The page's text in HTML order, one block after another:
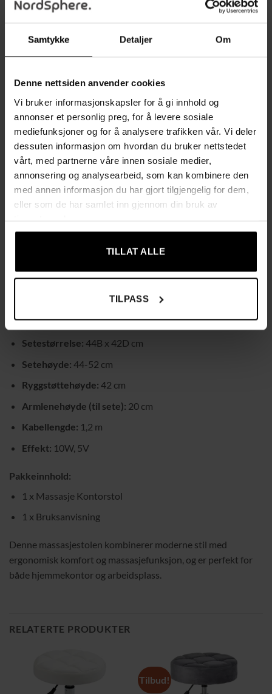
Samtykke Detaljer Om
Denne nettsiden anvender cookies
Vi bruker informasjonskapsler for å gi innhold og
annonser et personlig preg, for å levere sosiale
mediefunksjoner og for å analysere trafikken vår. Vi deler
dessuten informasjon om hvordan du bruker nettstedet
vårt, med partnerne våre innen sosiale medier,
annonsering og analysearbeid, som kan kombinere den
med annen informasjon du har gjort tilgjengelig for dem,
eller som de har samlet inn gjennom din bruk av
TILLAT ALLE
TILPASS
Ergonomisk ryggstøtte:
Utformet for å gi optimal støtte,
USB-tilkobling: Koble til din bærbare PC, mobiltelefon
eller nettbrett for å aktivere massasjefunksjonen
Justerbar sittehøyde:Tilpass stolen for å passe til ditt
skrivebord og dine sittestillinger
Gasliftmekanisme:Høy kvalitet på gassfjæren gir enkel
høydejustering og smidig bevegelse
Roterbare hjul:For enkel og rask bevegelse rundt
kontoret
Materiale:Fløyel, Skum, Nylon
Maksimal vektkapasitet:115 kg
Mål:55B x 65D x 78-86H cm
Setestørrelse: 44B x 42D cm
Setehøyde: 44-52 cm
Ryggstøttehøyde: 42 cm
Armlenehøyde (til sete): 20 cm
Kabellengde: 1,2 m
Effekt: 10W, 5V
Pakkeinnhold:
1 x Massasje Kontorstol
1 x Bruksanvisning
Denne massasjestolen kombinerer moderne stil med
ergonomisk komfort og massasjefunksjon, og er perfekt for
både hjemmekontor og arbeidsplass.
RELATERTE PRODUKTER
Tilbud!